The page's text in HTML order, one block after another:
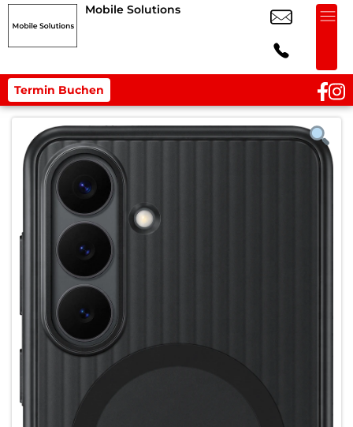
Mobile Solutions
Termin Buchen